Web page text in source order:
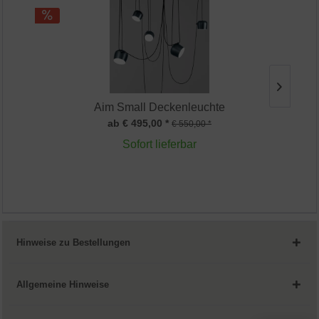
Aim Small Deckenleuchte
ab € 495,00 * € 550,00 *
Sofort lieferbar
Hinweise zu Bestellungen
Allgemeine Hinweise